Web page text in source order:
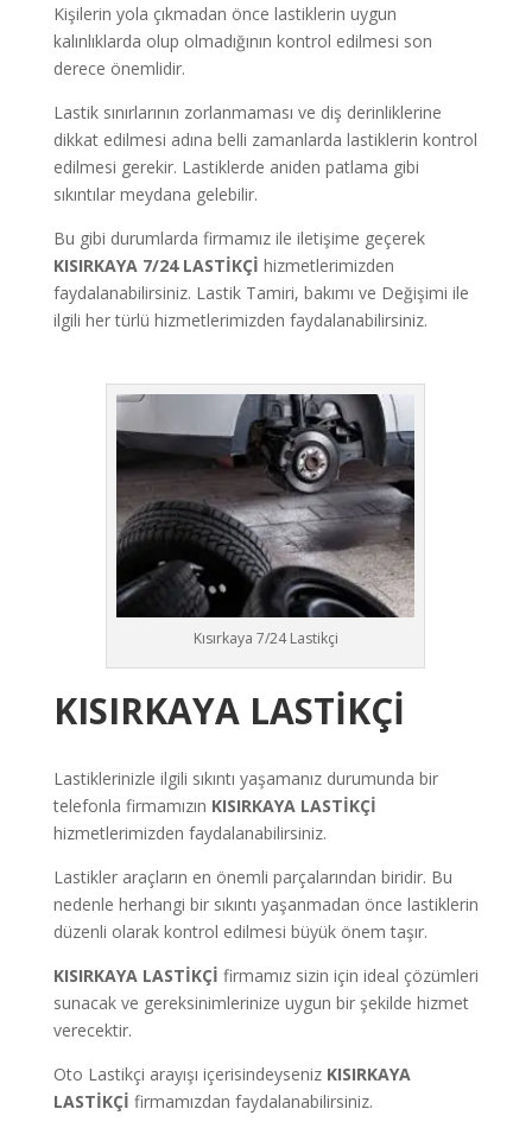
Kişilerin yola çıkmadan önce lastiklerin uygun
kalınlıklarda olup olmadığının kontrol edilmesi son
derece önemlidir.
Lastik sınırlarının zorlanmaması ve diş derinliklerine
dikkat edilmesi adına belli zamanlarda lastiklerin kontrol
edilmesi gerekir. Lastiklerde aniden patlama gibi
sıkıntılar meydana gelebilir.
Bu gibi durumlarda firmamız ile iletişime geçerek
KISIRKAYA 7/24 LASTİKÇİ hizmetlerimizden
faydalanabilirsiniz. Lastik Tamiri, bakımı ve Değişimi ile
ilgili her türlü hizmetlerimizden faydalanabilirsiniz.
Kısırkaya 7/24 Lastikçi
KISIRKAYA LASTİKÇİ
Lastiklerinizle ilgili sıkıntı yaşamanız durumunda bir
telefonla firmamızın KISIRKAYA LASTİKÇİ
hizmetlerimizden faydalanabilirsiniz.
Lastikler araçların en önemli parçalarından biridir. Bu
nedenle herhangi bir sıkıntı yaşanmadan önce lastiklerin
düzenli olarak kontrol edilmesi büyük önem taşır.
KISIRKAYA LASTİKÇİ firmamız sizin için ideal çözümleri
sunacak ve gereksinimlerinize uygun bir şekilde hizmet
verecektir.
Oto Lastikçi arayışı içerisindeyseniz KISIRKAYA
LASTİKÇİ firmamızdan faydalanabilirsiniz.